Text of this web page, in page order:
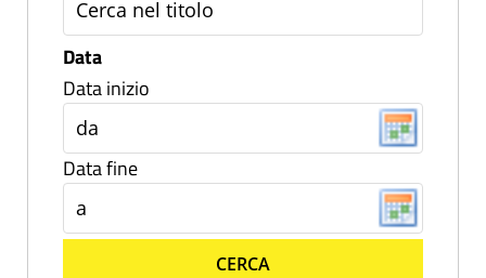
Data
Data inizio
Data fine
CERCA